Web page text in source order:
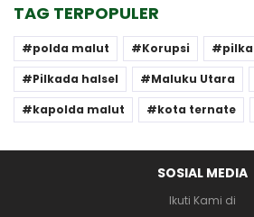
TAG TERPOPULER
polda malut Korupsi
Pilkada halsel
Maluku Utara
kapolda malut
kota ternate
SOSIAL MEDIA
Ikuti Kami di